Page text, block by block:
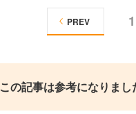
1
PREV
この記事は参考になりまし